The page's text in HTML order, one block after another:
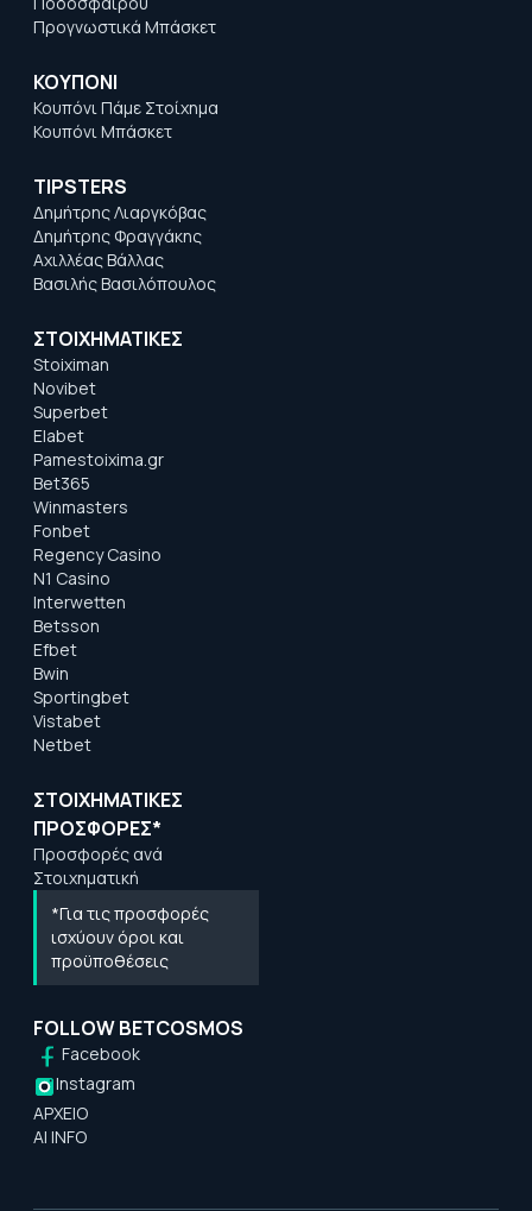
Προγνωστικά Μπάσκετ
ΚΟΥΠΟΝΙ
Κουπόνι Πάμε Στοίχημα
Κουπόνι Μπάσκετ
TIPSTERS
Δημήτρης Λιαργκόβας
Δημήτρης Φραγγάκης
Αχιλλέας Βάλλας
Βασιλής Βασιλόπουλος
ΣΤΟΙΧΗΜΑΤΙΚΕΣ
Stoiximan
Novibet
Superbet
Elabet
Pamestoixima.gr
Bet365
Winmasters
Fonbet
Regency Casino
N1 Casino
Interwetten
Betsson
Efbet
Bwin
Sportingbet
Vistabet
Netbet
ΣΤΟΙΧΗΜΑΤΙΚΕΣ
ΠΡΟΣΦΟΡΕΣ*
Προσφορές ανά
Στοιχηματική
*Για τις προσφορές
ισχύουν όροι και
προϋποθέσεις
FOLLOW BETCOSMOS
Facebook
Instagram
ΑΡΧΕΙΟ
AI INFO